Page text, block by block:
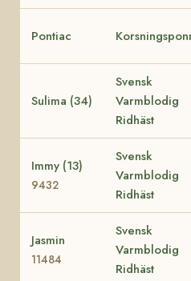
Pontiac
Sulima (34)
Svensk
Varmblodig
Ridhäst
Immy (13)
9432
Svensk
Varmblodig
Ridhäst
Jasmin
11484
Svensk
Varmblodig
Ridhäst